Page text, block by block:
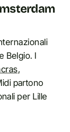
Belgio. I
,
partono
per Lille